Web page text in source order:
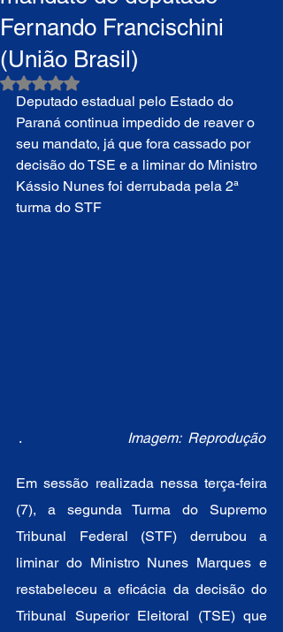
Fernando Francischini
(União Brasil)
Avaliado com NaN de 5 estrelas.
Deputado estadual pelo Estado do
Paraná continua impedido de reaver o
seu mandato, já que fora cassado por
decisão do TSE e a liminar do Ministro
Kássio Nunes foi derrubada pela 2ª
turma do STF
. Imagem:  Reprodução
Em sessão realizada nessa terça-feira
(7), a segunda Turma do Supremo
Tribunal Federal (STF) derrubou a
liminar do Ministro Nunes Marques e
restabeleceu a eficácia da decisão do
Tribunal Superior Eleitoral (TSE) que